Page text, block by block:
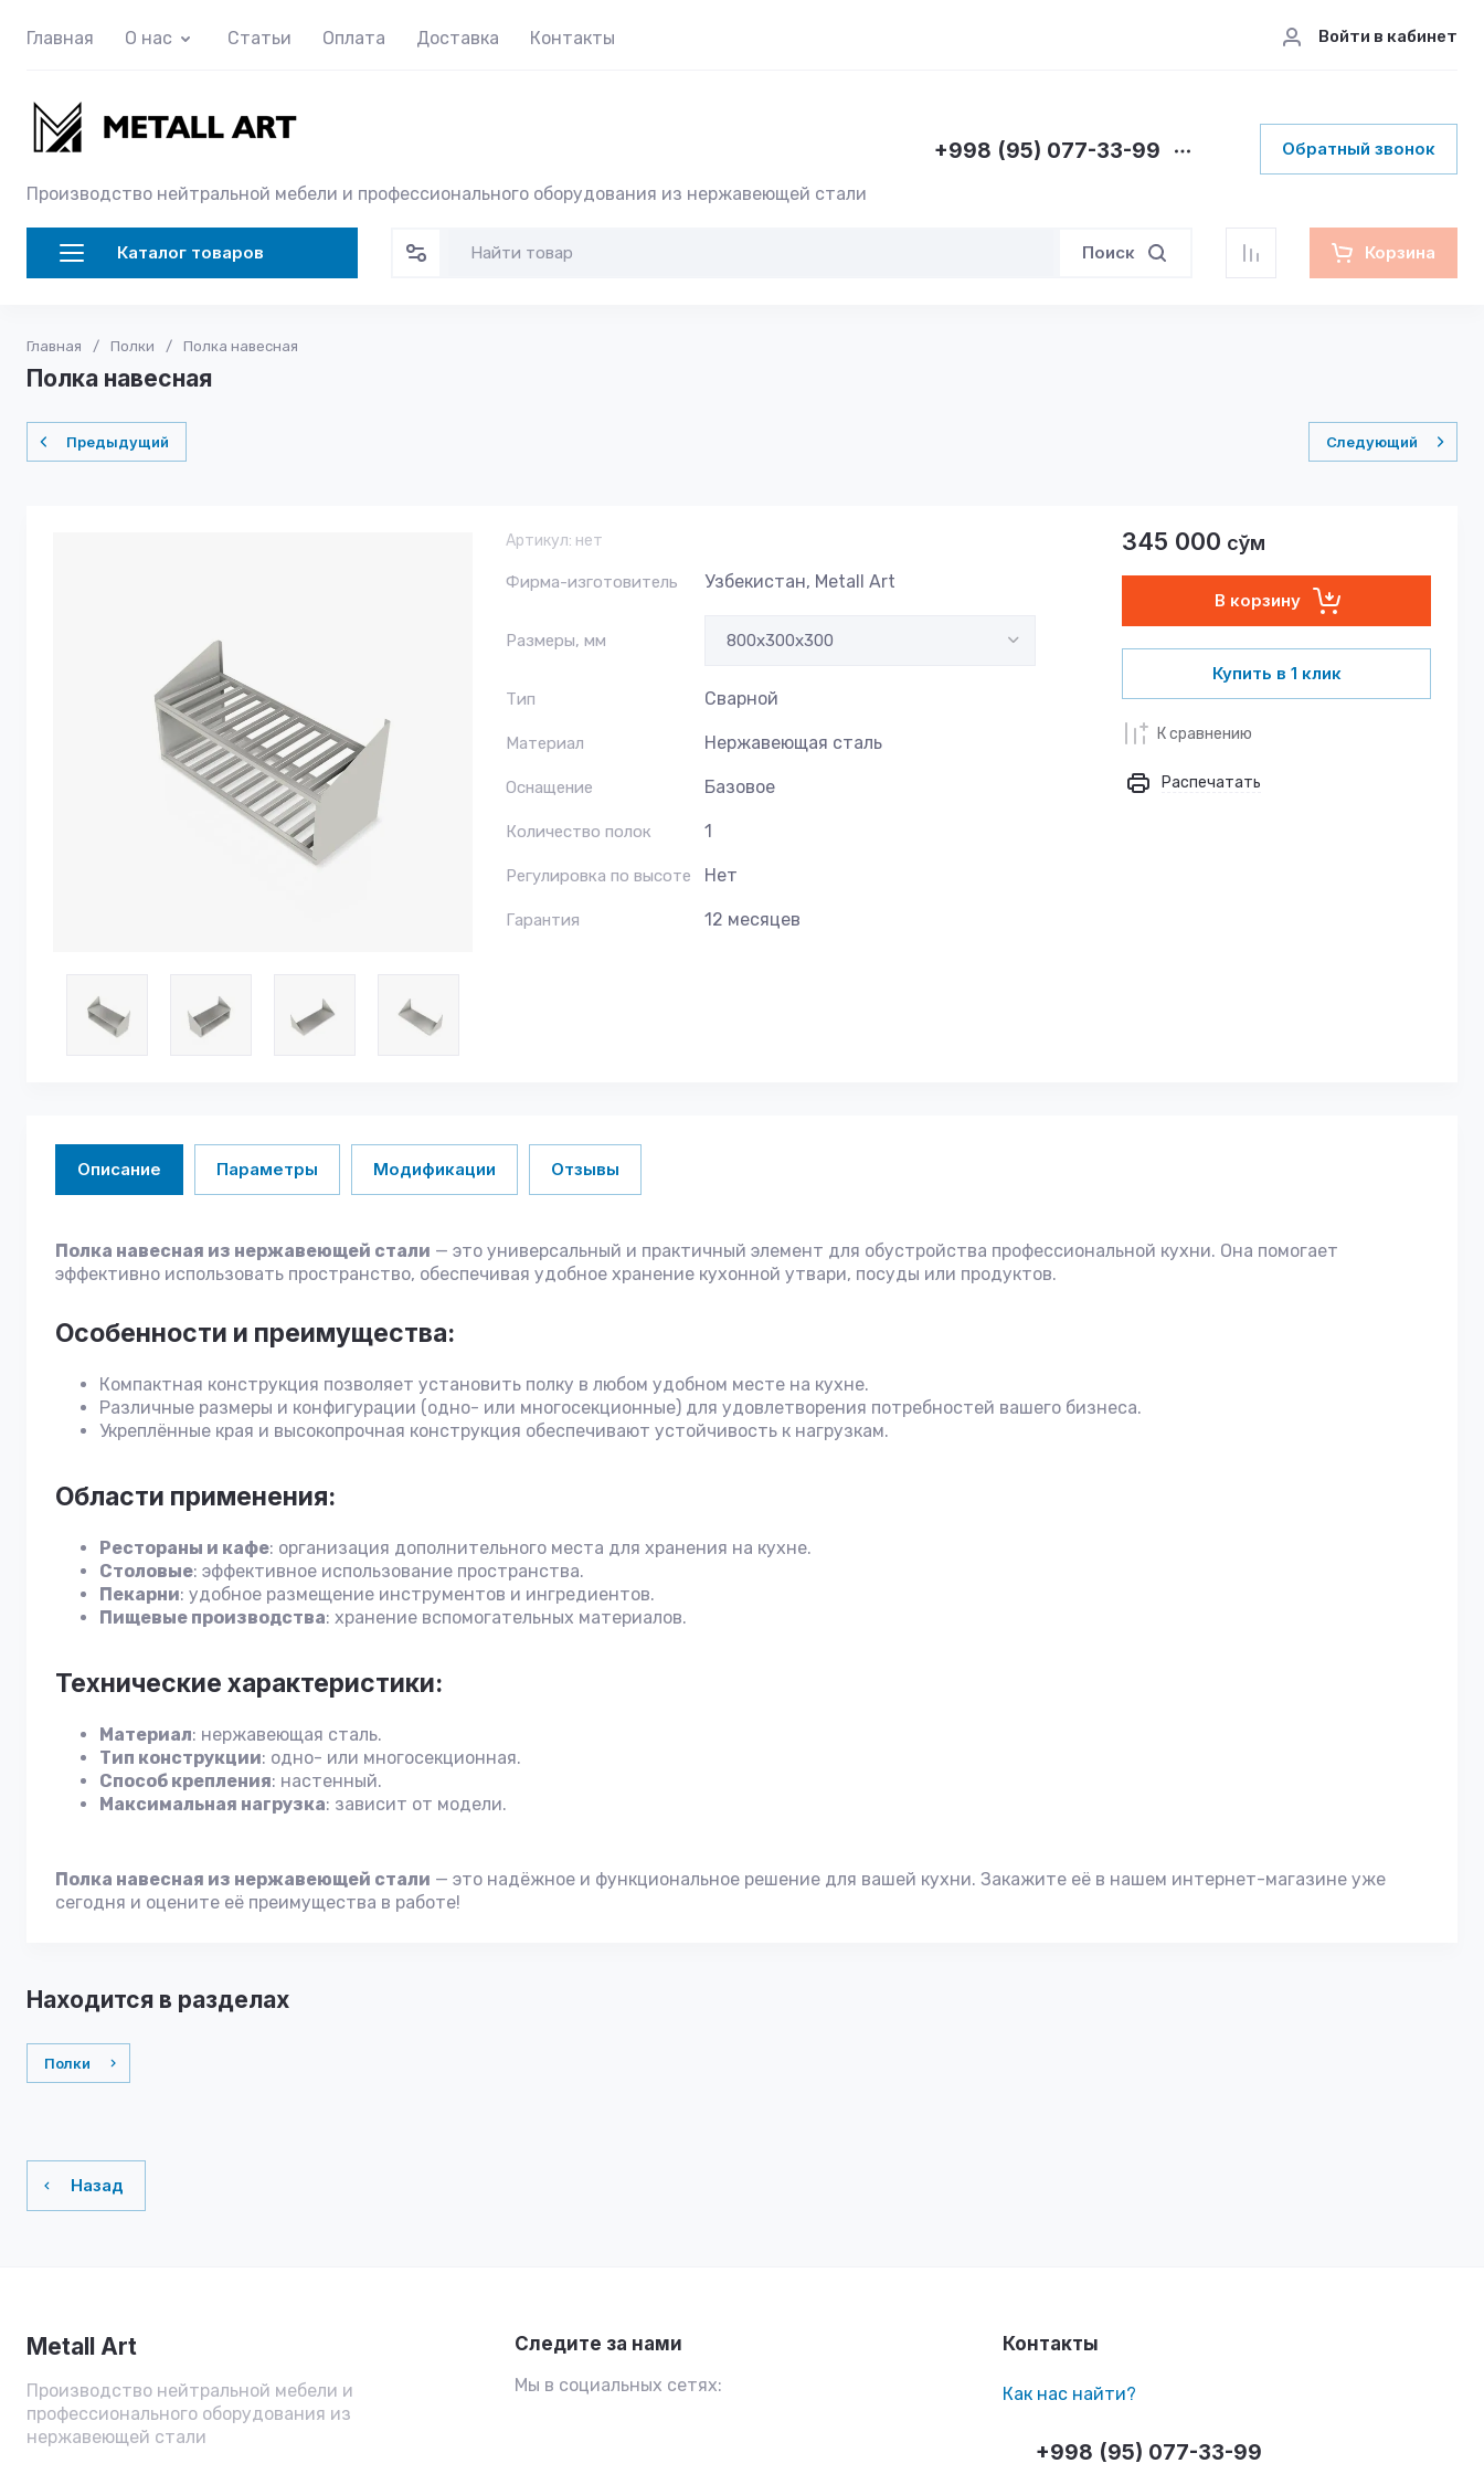
Главная О нас Статьи Оплата Доставка Контакты Войти в кабинет
Производство нейтральной мебели и профессионального оборудования из нержавеющей стали
+998 (95) 077-33-99 Обратный звонок
Каталог товаров Поиск Корзина
Главная / Полки / Полка навесная
Полка навесная
Предыдущий Следующий
Артикул: нет
Фирма-изготовитель Узбекистан, Metall Art
Размеры, мм
Тип Сварной
Материал Нержавеющая сталь
Оснащение Базовое
Количество полок 1
Регулировка по высоте Нет
Гарантия 12 месяцев
345 000 сўм
В корзину
Купить в 1 клик
К сравнению
Распечатать
Описание Параметры Модификации Отзывы
Полка навесная из нержавеющей стали — это универсальный и практичный элемент для обустройства профессиональной кухни. Она помогает
эффективно использовать пространство, обеспечивая удобное хранение кухонной утвари, посуды или продуктов.
Особенности и преимущества:
Компактная конструкция позволяет установить полку в любом удобном месте на кухне.
Различные размеры и конфигурации (одно- или многосекционные) для удовлетворения потребностей вашего бизнеса.
Укреплённые края и высокопрочная конструкция обеспечивают устойчивость к нагрузкам.
Области применения:
Рестораны и кафе: организация дополнительного места для хранения на кухне.
Столовые: эффективное использование пространства.
Пекарни: удобное размещение инструментов и ингредиентов.
Пищевые производства: хранение вспомогательных материалов.
Технические характеристики:
Материал: нержавеющая сталь.
Тип конструкции: одно- или многосекционная.
Способ крепления: настенный.
Максимальная нагрузка: зависит от модели.
Полка навесная из нержавеющей стали — это надёжное и функциональное решение для вашей кухни. Закажите её в нашем интернет-магазине уже
сегодня и оцените её преимущества в работе!
Находится в разделах
Полки
Назад
Metall Art
Производство нейтральной мебели и
профессионального оборудования из
нержавеющей стали
Следите за нами
Мы в социальных сетях:
Контакты
Как нас найти?
+998 (95) 077-33-99